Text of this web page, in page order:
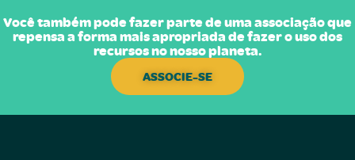
Você também pode fazer parte de uma associação que
repensa a forma mais apropriada de fazer o uso dos
recursos no nosso planeta.
ASSOCIE-SE